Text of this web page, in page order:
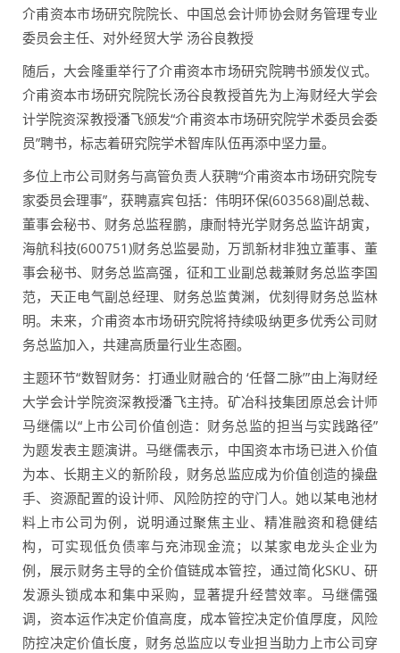
介甫资本市场研究院院长、中国总会计师协会财务管理专业
委员会主任、对外经贸大学 汤谷良教授
随后，大会隆重举行了介甫资本市场研究院聘书颁发仪式。
介甫资本市场研究院院长汤谷良教授首先为上海财经大学会
计学院资深教授潘飞颁发“介甫资本市场研究院学术委员会委
员”聘书，标志着研究院学术智库队伍再添中坚力量。
多位上市公司财务与高管负责人获聘“介甫资本市场研究院专
家委员会理事”，获聘嘉宾包括：伟明环保(603568)副总裁、
董事会秘书、财务总监程鹏，康耐特光学财务总监许胡寅，
海航科技(600751)财务总监晏勋，万凯新材非独立董事、董
事会秘书、财务总监高强，征和工业副总裁兼财务总监李国
范，天正电气副总经理、财务总监黄渊，优刻得财务总监林
明。未来，介甫资本市场研究院将持续吸纳更多优秀公司财
务总监加入，共建高质量行业生态圈。
主题环节“数智财务：打通业财融合的 ‘任督二脉’”由上海财经
大学会计学院资深教授潘飞主持。矿冶科技集团原总会计师
马继儒以“上市公司价值创造：财务总监的担当与实践路径”
为题发表主题演讲。马继儒表示，中国资本市场已进入价值
为本、长期主义的新阶段，财务总监应成为价值创造的操盘
手、资源配置的设计师、风险防控的守门人。她以某电池材
料上市公司为例，说明通过聚焦主业、精准融资和稳健结
构，可实现低负债率与充沛现金流；以某家电龙头企业为
例，展示财务主导的全价值链成本管控，通过简化SKU、研
发源头锁成本和集中采购，显著提升经营效率。马继儒强
调，资本运作决定价值高度，成本管控决定价值厚度，风险
防控决定价值长度，财务总监应以专业担当助力上市公司穿